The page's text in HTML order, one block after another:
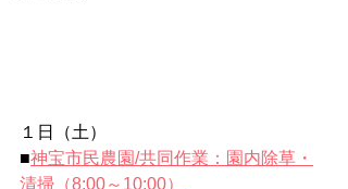
１日（土）
■神宝市民農園/共同作業：園内除草・
清掃（8:00～10:00）